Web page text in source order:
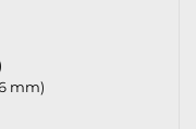
mm)